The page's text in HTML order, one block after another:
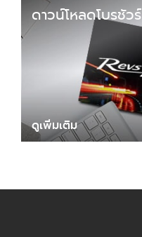
ดาวน์โหลดโบรชัวร์
ดูเพิ่มเติม